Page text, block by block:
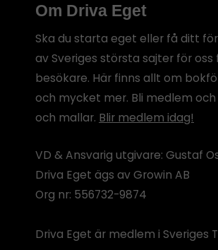
Om Driva Eget
Ska du starta eget eller få ditt
av Sveriges största sajter för
besökare. Här finns allt om
och mycket mer. Bli medlem
och mallar. Blir medlem idag!
VD & Ansvarig utgivare: Gustaf
Driva Eget ägs av Growin AB
Org nr: 556732-9874
Driva Eget är medlem i Sveriges